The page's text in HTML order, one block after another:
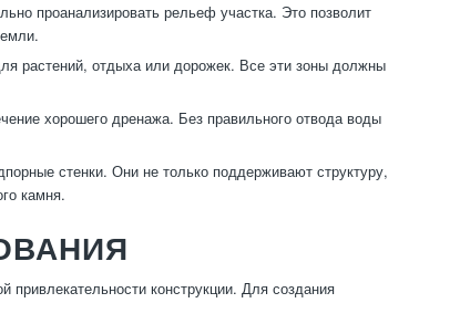
проанализировать рельеф участка. Это позволит
растений, отдыха или дорожек. Все эти зоны должны
хорошего дренажа. Без правильного отвода воды
стенки. Они не только поддерживают структуру,
камня.
привлекательности конструкции. Для создания